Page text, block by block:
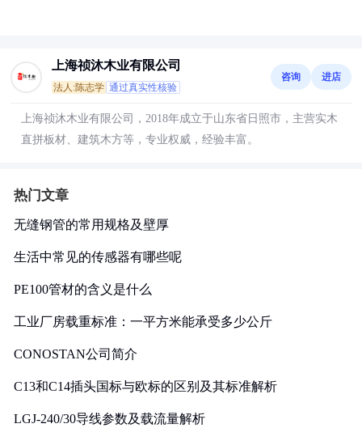
上海祯沐木业有限公司
法人:陈志学 通过真实性核验
咨询 进店
上海祯沐木业有限公司，2018年成立于山东省日照市，主营实木
直拼板材、建筑木方等，专业权威，经验丰富。
热门文章
无缝钢管的常用规格及壁厚
生活中常见的传感器有哪些呢
PE100管材的含义是什么
工业厂房载重标准：一平方米能承受多少公斤
CONOSTAN公司简介
C13和C14插头国标与欧标的区别及其标准解析
LGJ-240/30导线参数及载流量解析